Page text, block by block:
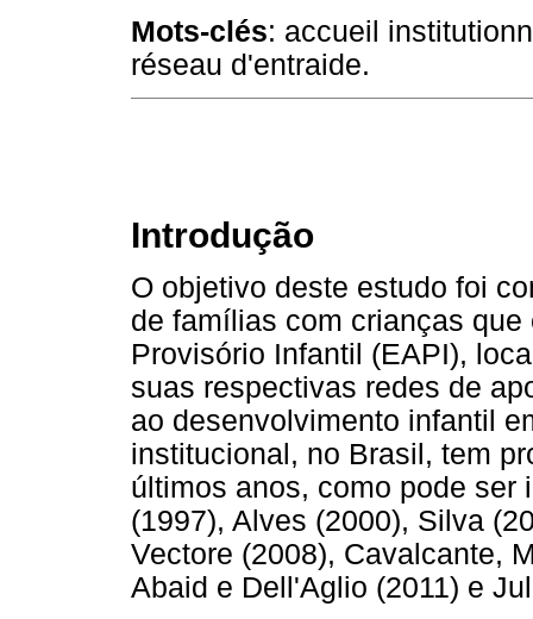
Mots-clés: accueil
réseau d'entraide.
Introdução
O objetivo deste estudo foi
de famílias com crianças
Provisório Infantil (EAPI),
suas respectivas redes de
ao desenvolvimento infantil
institucional, no Brasil, tem
últimos anos, como pode
(1997), Alves (2000), Silva
Vectore (2008), Cavalcante,
Abaid e Dell'Aglio (2011) e